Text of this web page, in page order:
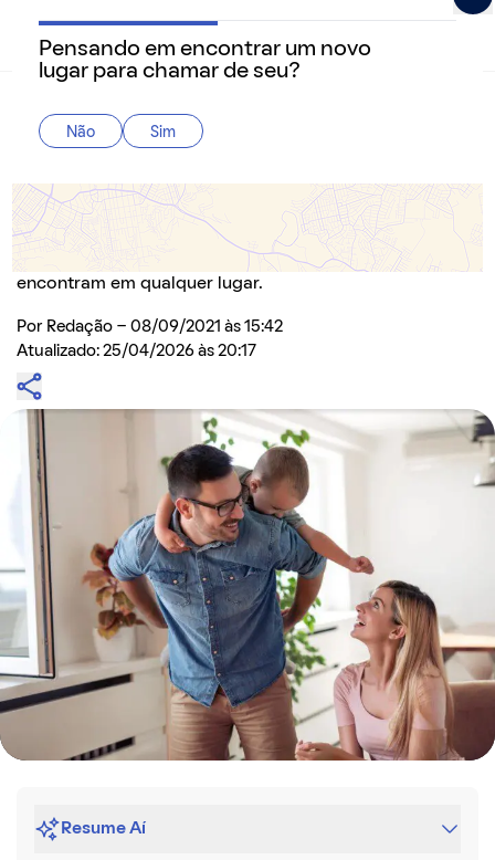
QuintoAndar Guias - Inspiração e tudo o que você
Casas em condomínio fechado, porque elas
estão caindo na preferência dos brasileiros
Propriedades estão em alta durante a pandemia e
oferecem comodidades que os inquilinos não
encontram em qualquer lugar.
Por Redação - 08/09/2021 às 15:42
Atualizado: 25/04/2026 às 20:17
Resume Aí
Pensando em encontrar um novo
lugar para chamar de seu?
Não Sim